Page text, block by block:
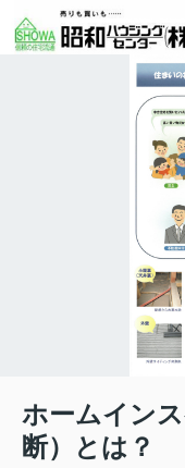
ホームイン
断）とは？